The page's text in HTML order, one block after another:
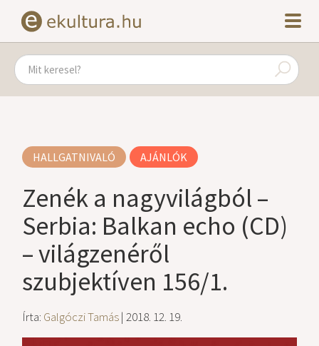
HALLGATNIVALÓ AJÁNLÓK
Zenék a nagyvilágból –
Serbia: Balkan echo (CD)
– világzenéről
szubjektíven 156/1.
Írta: Galgóczi Tamás| 2018. 12. 19.